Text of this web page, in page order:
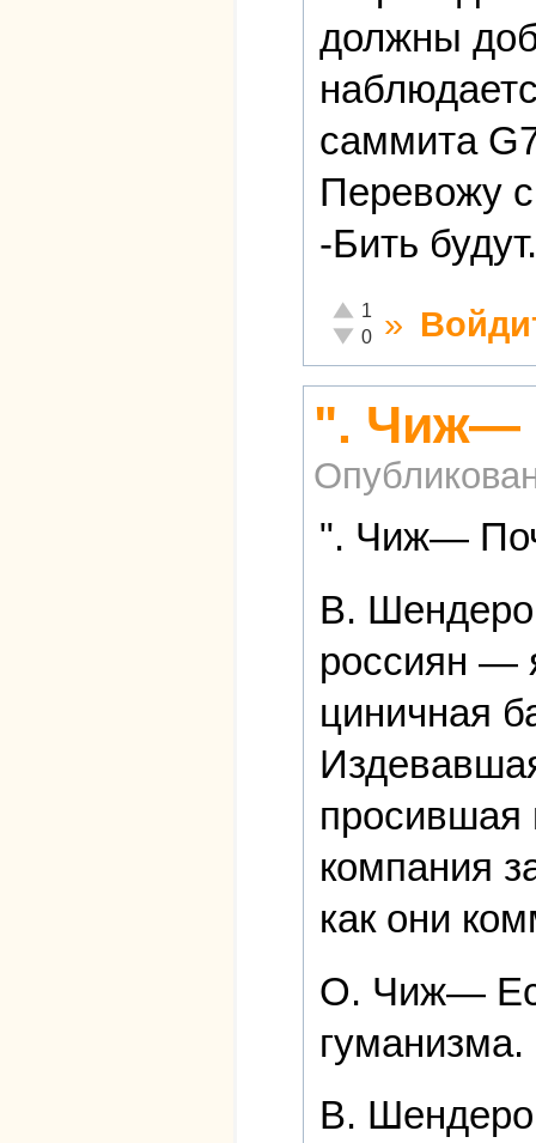
должны
саммита
Перевожу с
-Бить
Отлично!
1
Неадекватно!
0 »
". Чиж―
". Чиж―
В.
россиян —
циничная
просившая
компания
как они
О. Чиж―
гуманизма.
В.